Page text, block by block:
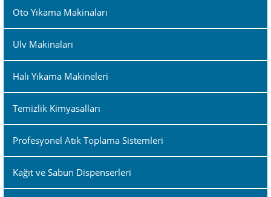
Oto Yıkama Makinaları
Ulv Makinaları
Halı Yıkama Makineleri
Temizlik Kimyasalları
Profesyonel Atık Toplama Sistemleri
Kağıt ve Sabun Dispenserleri